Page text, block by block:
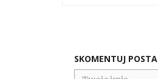
SKOMENTUJ POSTA